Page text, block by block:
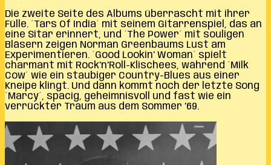
Die zweite Seite des Albums überrascht mit ihrer
Fülle. ´Tars Of India´ mit seinem Gitarrenspiel, das an
eine Sitar erinnert, und ´The Power´ mit souligen
Bläsern zeigen Norman Greenbaums Lust am
Experimentieren. ´Good Lookin’ Woman´ spielt
charmant mit Rock’n’Roll-Klischees, während ´Milk
Cow´ wie ein staubiger Country-Blues aus einer
Kneipe klingt. Und dann kommt noch der letzte Song
´Marcy´, spacig, geheimnisvoll und fast wie ein
verrückter Traum aus dem Sommer ’69.